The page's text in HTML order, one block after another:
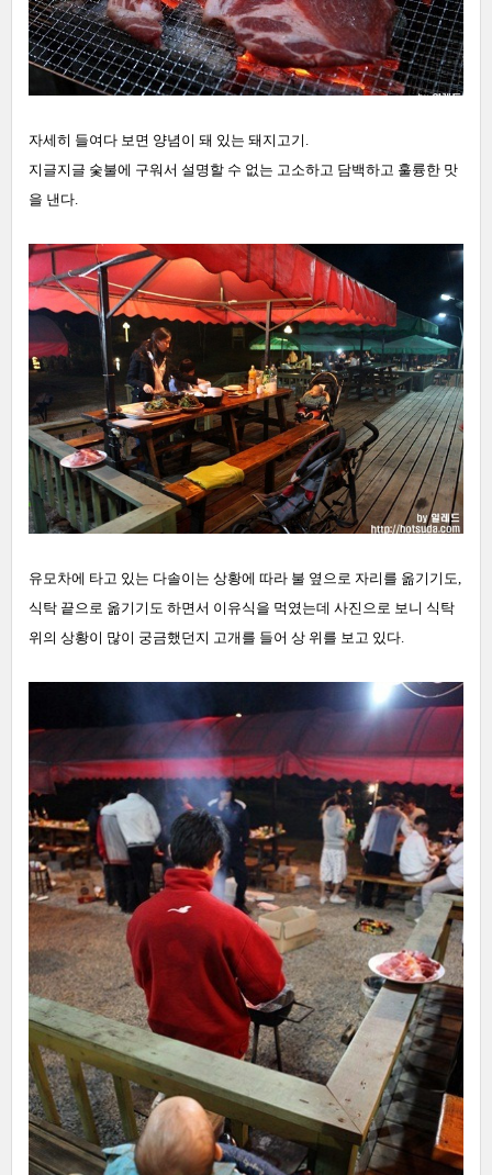
자세히 들여다 보면 양념이 돼 있는 돼지고기.
지글지글 숯불에 구워서 설명할 수 없는 고소하고 담백하고 훌륭한 맛
을 낸다.
유모차에 타고 있는 다솔이는 상황에 따라 불 옆으로 자리를 옮기기도,
식탁 끝으로 옮기기도 하면서 이유식을 먹였는데 사진으로 보니 식탁
위의 상황이 많이 궁금했던지 고개를 들어 상 위를 보고 있다.